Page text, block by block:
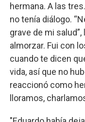
hermana. A las
no tenía diálogo.
grave de mi
almorzar. Fui con
cuando te dicen
vida, así que no
reaccionó como
lloramos,